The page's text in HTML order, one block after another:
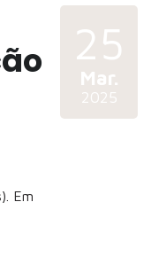
Em
25
Mar.
2025